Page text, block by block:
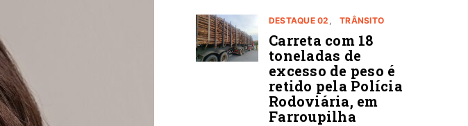
DESTAQUE 02 TRÂNSITO
Carreta com 18
toneladas de
excesso de peso é
retido pela Polícia
Rodoviária, em
Farroupilha